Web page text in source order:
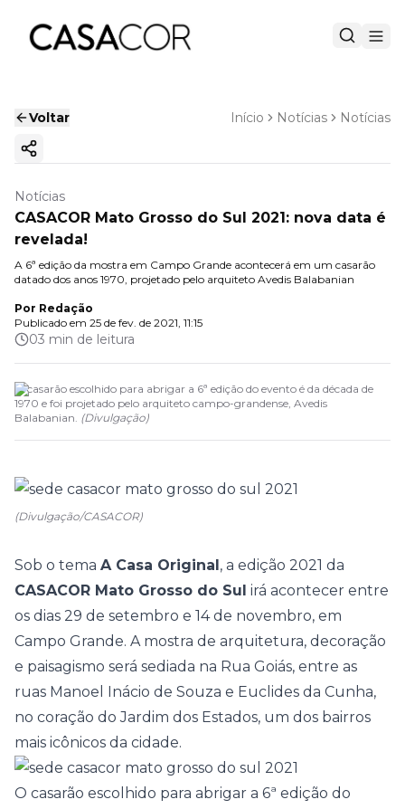
Voltar Início Notícias Notícias
Copiar link
Notícias
CASACOR Mato Grosso do Sul 2021: nova data é
revelada!
A 6ª edição da mostra em Campo Grande acontecerá em um casarão
datado dos anos 1970, projetado pelo arquiteto Avedis Balabanian
Por Redação
Publicado em 25 de fev. de 2021, 11:15
03 min de leitura
O casarão escolhido para abrigar a 6ª edição do evento é da década de
1970 e foi projetado pelo arquiteto campo-grandense, Avedis
Balabanian. (Divulgação)
(Divulgação/CASACOR)
Sob o tema A Casa Original, a edição 2021 da
CASACOR Mato Grosso do Sul irá acontecer entre
os dias 29 de setembro e 14 de novembro, em
Campo Grande. A mostra de arquitetura, decoração
e paisagismo será sediada na Rua Goiás, entre as
ruas Manoel Inácio de Souza e Euclides da Cunha,
no coração do Jardim dos Estados, um dos bairros
mais icônicos da cidade.
O casarão escolhido para abrigar a 6ª edição do